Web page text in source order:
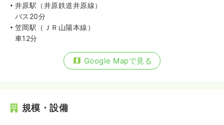
井原駅（井原鉄道井原線）
バス20分
笠岡駅（ＪＲ山陽本線）
車12分
Google Mapで見る
規模・設備